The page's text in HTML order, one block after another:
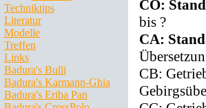
Techniktips
Literatur
Modelle
Treffen
Links
Badura's Bulli
Badura's Karmann-Ghia
Badura's Eriba Pan
CO:
bis ?
CA:
CB: